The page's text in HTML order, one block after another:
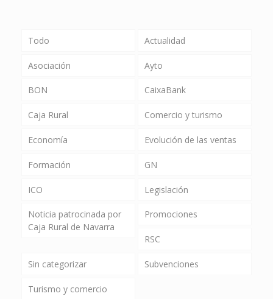
Todo Actualidad
Asociación Ayto
BON CaixaBank
Caja Rural Comercio y turismo
Economía Evolución de las ventas
Formación GN
ICO Legislación
Noticia patrocinada por
Caja Rural de Navarra
Promociones
RSC
Sin categorizar Subvenciones
Turismo y comercio